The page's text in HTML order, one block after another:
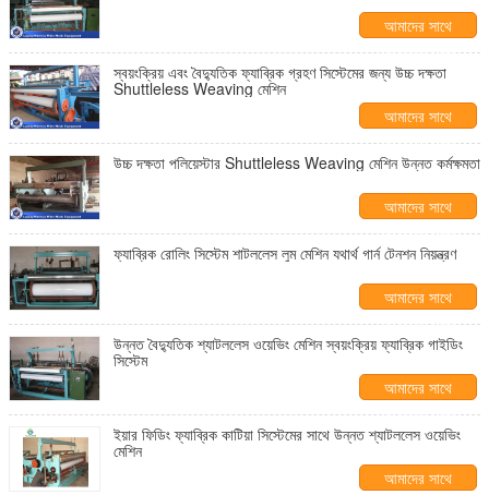
আমাদের সাথে
যোগাযোগ করুন
স্বয়ংক্রিয় এবং বৈদ্যুতিক ফ্যাব্রিক গ্রহণ সিস্টেমের জন্য উচ্চ দক্ষতা
Shuttleless Weaving মেশিন
আমাদের সাথে
যোগাযোগ করুন
উচ্চ দক্ষতা পলিয়েস্টার Shuttleless Weaving মেশিন উন্নত কর্মক্ষমতা
আমাদের সাথে
যোগাযোগ করুন
ফ্যাব্রিক রোলিং সিস্টেম শাটললেস লুম মেশিন যথার্থ গার্ন টেনশন নিয়ন্ত্রণ
আমাদের সাথে
যোগাযোগ করুন
উন্নত বৈদ্যুতিক শ্যাটললেস ওয়েভিং মেশিন স্বয়ংক্রিয় ফ্যাব্রিক গাইডিং
সিস্টেম
আমাদের সাথে
যোগাযোগ করুন
ইয়ার ফিডিং ফ্যাব্রিক কাটিয়া সিস্টেমের সাথে উন্নত শ্যাটললেস ওয়েভিং
মেশিন
আমাদের সাথে